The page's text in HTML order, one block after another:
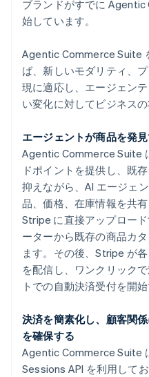
ブランドがすでに
始しています。
Agentic Commerce Suite
ば、新しいモダリティ、
現に適応し、エージェン
い変化に対してビジネス
エージェントが商品を発
Agentic Commerce Suite
ドポイントを提供し、既
抑えながら、AI エージェ
品、価格、在庫情報を共
Stripe に直接アップロー
ーターから既存の商品カ
ます。その後、Stripe が
を配信し、ワンクリック
トでの自動決済受付を開始
決済を簡素化し、顧客関
を確保する
Agentic Commerce Suite
Sessions API を利用して